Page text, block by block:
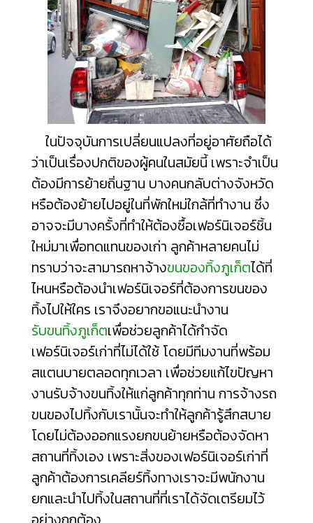
ในปัจจุบันการเปลี่ยนแปลงที่อยู่อาศัยถือได้
ว่าเป็นเรื่องปกติของผู้คนในสมัยนี้ เพราะจำเป็น
ต้องมีการย้ายถิ่นฐาน บางคนกลับต่างจังหวัด
หรือต้องย้ายไปอยู่ในที่พักใหม่ใกล้ที่ทำงาน ซึ่ง
อาจจะมีบางครั้งที่ทำให้ต้องซื้อเฟอร์นิเจอร์ชิ้น
ใหม่มาเพื่อทดแทนของเก่า ลูกค้าหลายคนไม่
ทราบว่าจะสามารถหาจ้างขนของทิ้งภูเก็ตได้ที่
ไหนหรือต้องนำเฟอร์นิเจอร์ที่ต้องการขนของ
ทิ้งไปให้ใคร เราจึงอยากขอแนะนำงาน
รับขนทิ้งภูเก็ตเพื่อช่วยลูกค้าได้กำจัด
เฟอร์นิเจอร์เก่าที่ไม่ได้ใช้ โดยมีทีมงานที่พร้อม
สแตนบายตลอดทุกเวลา เพื่อช่วยแก้ไขปัญหา
งานรับจ้างขนทิ้งให้แก่ลูกค้าทุกท่าน การจ้างรถ
ขนของไปทิ้งกับเรานั้นจะทำให้ลูกค้ารู้สึกสบาย
โดยไม่ต้องออกแรงยกขนย้ายหรือต้องจัดหา
สถานที่ทิ้งเอง เพราะสิ่งของเฟอร์นิเจอร์เก่าที่
ลูกค้าต้องการเคลียร์ทิ้งทางเราจะมีพนักงาน
ยกและนำไปทิ้งในสถานที่ที่เราได้จัดเตรียมไว้